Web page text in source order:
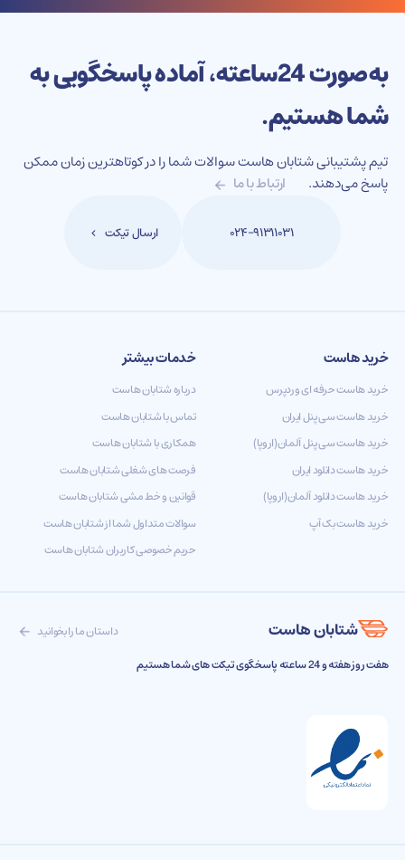
به‌صورت 24‌ساعته، آماده پاسخگویی به
شما هستیم.
تیم پشتیبانی شتابان هاست سوالات شما را در کوتاهترین زمان ممکن
پاسخ می‌دهند.
ارتباط با ما
۰۲۴-۹۱۳۱۱۰۳۱ ارسال تیکت
خرید هاست
خرید هاست حرفه ای وردپرس
خرید هاست سی پنل ایران
خرید هاست سی پنل آلمان(اروپا)
خرید هاست دانلود ایران
خرید هاست دانلود آلمان(اروپا)
خرید هاست بک آپ
خدمات بیشتر
درباره شتابان هاست
تماس با شتابان هاست
همکاری با شتابان هاست
فرصت های شغلی شتابان هاست
قوانین و خط مشی شتابان هاست
سوالات متداول شما از شتابان هاست
حریم خصوصی کاربران شتابان هاست
شتابان هاست
داستان ما را بخوانید
هفت روز هفته و 24 ساعته پاسخگوی تیکت های شما هستیم